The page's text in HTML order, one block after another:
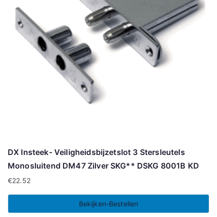
DX Insteek- Veiligheidsbijzetslot 3 Stersleutels
Monosluitend DM47 Zilver SKG** DSKG 8001B KD
€22.52
Bekijken-Bestellen